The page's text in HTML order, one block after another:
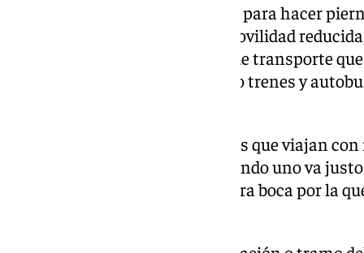
Esta situación puede venir bien para hacer
problema para personas con movilidad
que no son pocas en una línea de transporte
coger aviones en el Aeropuerto o trenes y
También para aquellas personas que viajan
se les complica el asunto. O cuando uno va
unos 30 o 40 metros hasta la otra boca por la